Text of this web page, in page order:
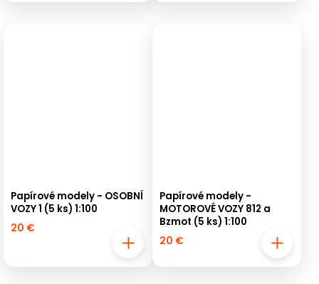
Papírové modely - OSOBNÍ
VOZY 1 (5 ks) 1:100
20 €
Papírové modely -
MOTOROVÉ VOZY 812 a
Bzmot (5 ks) 1:100
20 €